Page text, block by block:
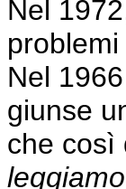
Nel
Nel
giunse
che così